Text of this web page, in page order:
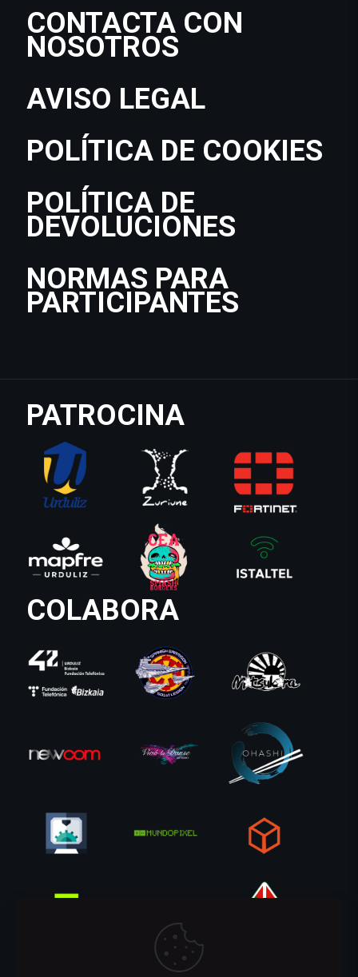
CONTACTA CON
NOSOTROS
AVISO LEGAL
POLÍTICA DE COOKIES
POLÍTICA DE
DEVOLUCIONES
NORMAS PARA
PARTICIPANTES
PATROCINA
COLABORA